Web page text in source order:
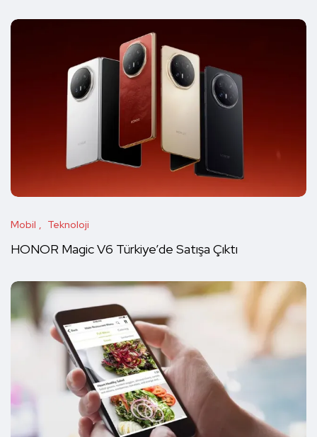
Mobil Teknoloji
HONOR Magic V6 Türkiye’de Satışa Çıktı